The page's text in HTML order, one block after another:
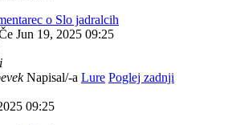
o Slo jadralcih
Jun 19, 2025 09:25
Napisal/-a Lure Poglej zadnji
09:25